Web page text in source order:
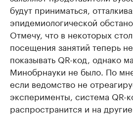
будут приниматься,
эпидемиологической
Отмечу, что в некоторых
посещения занятий теперь
показывать QR-код, однако
Минобрнауки не было. По
если ведомство не
эксперименты, система QR-
распространится и на